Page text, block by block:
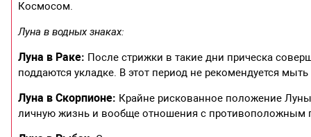
Космосом.
Луна в водных знаках:
Луна в Раке: После стрижки в такие дни прическа
поддаются укладке. В этот период не рекомендуется мыть
Луна в Скорпионе: Крайне рискованное положение
личную жизнь и вообще отношения с противоположным